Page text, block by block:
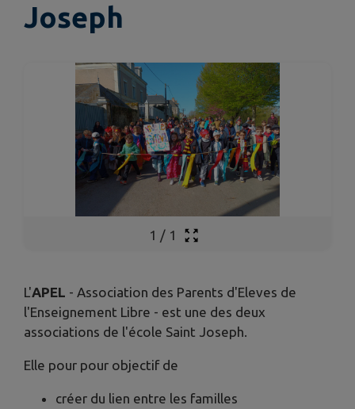
Joseph
1 / 1
L'APEL - Association des Parents d'Eleves de
l'Enseignement Libre - est une des deux
associations de l'école Saint Joseph.
Elle pour pour objectif de
créer du lien entre les familles